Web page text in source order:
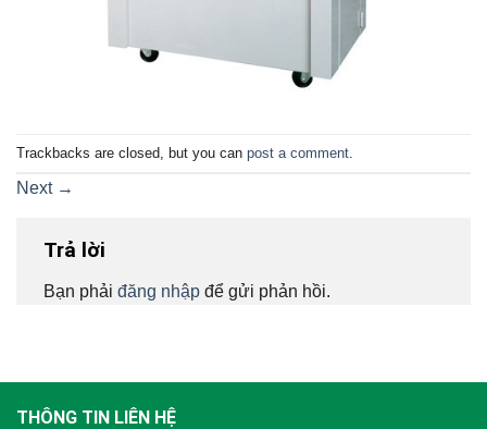
Trackbacks are closed, but you can post a comment
Next →
Trả lời
Bạn phải đăng nhập để gửi phản hồi.
THÔNG TIN LIÊN HỆ